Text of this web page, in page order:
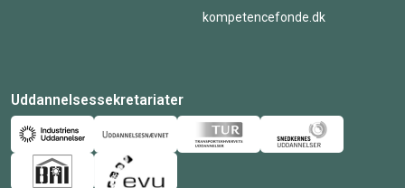
kompetencefonde.dk
Uddannelsessekretariater